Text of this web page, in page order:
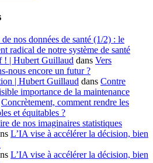
nos données de santé (1/2) : le
radical de notre système de santé
! | Hubert Guillaud dans Vers
nous encore un futur ?
| Hubert Guillaud dans Contre
importance de la maintenance
Concrètement, comment rendre les
et équitables ?
de nos imaginaires statistiques
L’IA vise à accélérer la décision, bien
L’IA vise à accélérer la décision, bien